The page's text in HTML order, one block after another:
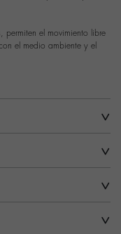
permiten el movimiento libre
el medio ambiente y el